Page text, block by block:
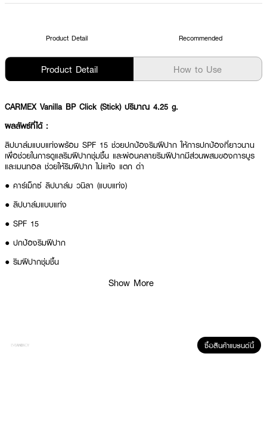
Product Detail Recommended
Product Detail How to Use
CARMEX Vanilla BP Click (Stick) ปริมาณ 4.25 g.
ผลลัพธ์ที่ได้ :
ลิปบาล์มแบบแท่งพร้อม SPF 15 ช่วยปกป้องริมฝีปาก ให้การปกป้องที่ยาวนาน
เพื่อช่วยในการดูแลริมฝีปากชุ่มชื้น และผ่อนคลายริมฝีปากมีส่วนผสมของการบูร
และเมนทอล ช่วยให้ริมฝีปาก ไม่แห้ง แตก ดำ
● คาร์เม็กซ์ ลิปบาล์ม วนิลา (แบบแท่ง)
● ลิปบาล์มแบบแท่ง
● SPF 15
● ปกป้องริมฝีปาก
● ริมฝีปากชุ่มชื้น
ทาบริเวณริมฝีปากไม่เกิน 3 - 4 ครั้งต่อวัน ช่วยปกป้องริมฝีปากและให้ความชุ่นชื้น
ตลอดเวลา
Show More
ซื้อสินค้าแบรนด์นี้